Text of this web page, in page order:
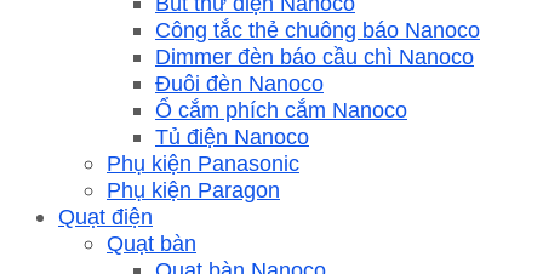
Công tắc thẻ chuông báo Nanoco
Dimmer đèn báo cầu chì Nanoco
Đuôi đèn Nanoco
Ổ cắm phích cắm Nanoco
Tủ điện Nanoco
Phụ kiện Panasonic
Phụ kiện Paragon
Quạt điện
Quạt bàn